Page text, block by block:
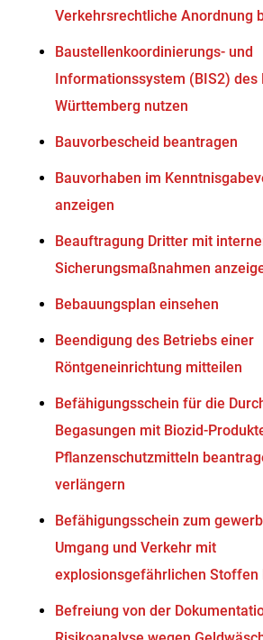
Verkehrsrechtliche Anordnung
Baustellenkoordinierungs- und
Informationssystem (BIS2) des
Württemberg nutzen
Bauvorbescheid beantragen
Bauvorhaben im
anzeigen
Beauftragung Dritter mit
Sicherungsmaßnahmen
Bebauungsplan einsehen
Beendigung des Betriebs einer
Röntgeneinrichtung mitteilen
Befähigungsschein für die
Begasungen mit Biozid-
Pflanzenschutzmitteln
verlängern
Befähigungsschein zum
Umgang und Verkehr mit
explosionsgefährlichen Stoffen
Befreiung von der